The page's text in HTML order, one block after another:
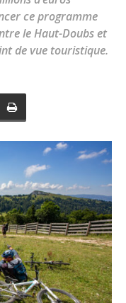
ce programme
le Haut-Doubs et
de vue touristique.